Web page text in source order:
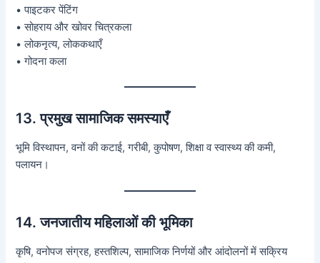
• पाइटकर पेंटिंग
• सोहराय और खोवर चित्रकला
• लोकनृत्य, लोककथाएँ
• गोदना कला
13. प्रमुख सामाजिक समस्याएँ
भूमि विस्थापन, वनों की कटाई, गरीबी, कुपोषण, शिक्षा व स्वास्थ्य की कमी,
पलायन।
14. जनजातीय महिलाओं की भूमिका
कृषि, वनोपज संग्रह, हस्तशिल्प, सामाजिक निर्णयों और आंदोलनों में सक्रिय